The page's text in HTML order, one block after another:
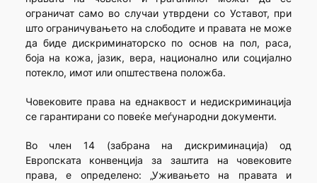
ограничат само во случаи утврдени со Уставот, при
што ограничувањето на слободите и правата не може
да биде дискриминаторско по основ на пол, раса,
боја на кожа, јазик, вера, национално или социјално
потекло, имот или општествена положба.
Човековите права на еднаквост и недискриминација
се гарантирани со повеќе меѓународни документи.
Во член 14 (забрана на дискриминација) од
Европската конвенција за заштита на човековите
права, е определено: „Уживањето на правата и